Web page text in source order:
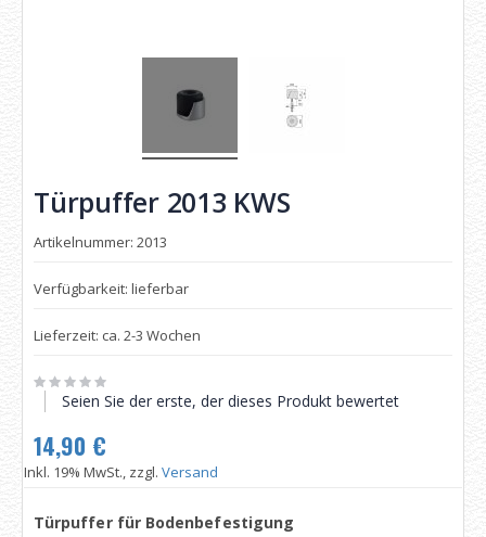
Türpuffer 2013 KWS
Artikelnummer: 2013
Verfügbarkeit: lieferbar
Lieferzeit: ca. 2-3 Wochen
Seien Sie der erste, der dieses Produkt bewertet
14,90 €
Inkl. 19% MwSt., zzgl. Versand
Türpuffer für Bodenbefestigung